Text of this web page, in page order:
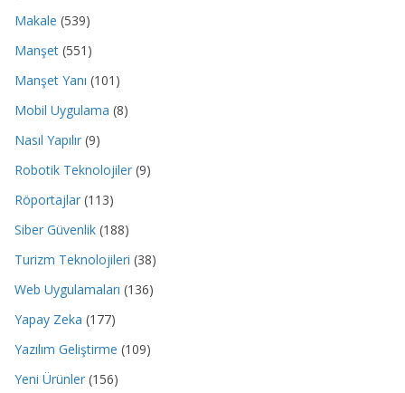
Makale (539)
Manşet (551)
Manşet Yanı (101)
Mobil Uygulama (8)
Nasıl Yapılır (9)
Robotik Teknolojiler (9)
Röportajlar (113)
Siber Güvenlik (188)
Turizm Teknolojileri (38)
Web Uygulamaları (136)
Yapay Zeka (177)
Yazılım Geliştirme (109)
Yeni Ürünler (156)